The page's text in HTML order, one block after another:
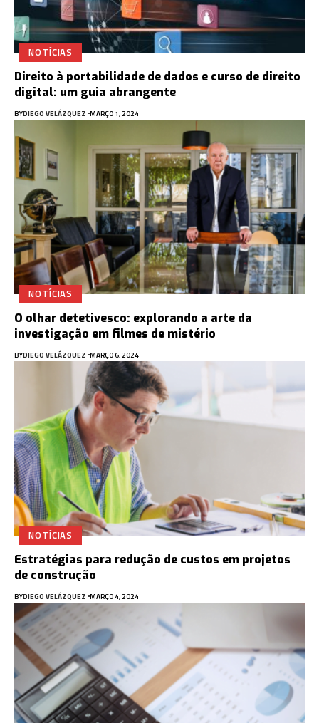
NOTÍCIAS
Direito à portabilidade de dados e curso de direito
digital: um guia abrangente
BYDIEGO VELÁZQUEZ MARÇO 1, 2024
NOTÍCIAS
O olhar detetivesco: explorando a arte da
investigação em filmes de mistério
BYDIEGO VELÁZQUEZ MARÇO 6, 2024
NOTÍCIAS
Estratégias para redução de custos em projetos
de construção
BYDIEGO VELÁZQUEZ MARÇO 4, 2024